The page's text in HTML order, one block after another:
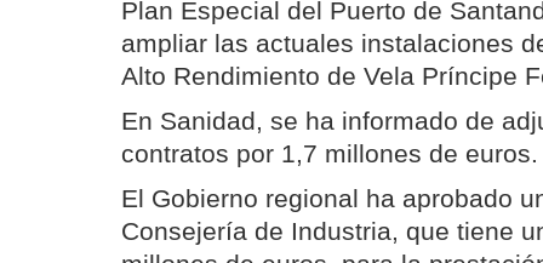
Plan Especial del Puerto de
ampliar las actuales instalaciones
Alto Rendimiento de Vela Príncipe
En Sanidad, se ha informado de
contratos por 1,7 millones de euros.
El Gobierno regional ha aprobado
Consejería de Industria, que tiene